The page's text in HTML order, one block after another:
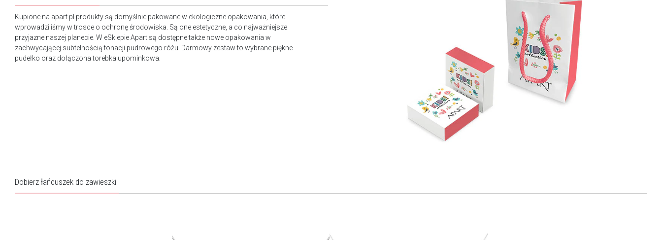
Kupione na apart.pl produkty są domyślnie pakowane w ekologiczne opakowania, które
wprowadziliśmy w trosce o ochronę środowiska. Są one estetyczne, a co najważniejsze
przyjazne naszej planecie. W eSklepie Apart są dostępne także nowe opakowania w
zachwycającej subtelnością tonacji pudrowego różu. Darmowy zestaw to wybrane piękne
pudełko oraz dołączona torebka upominkowa.
Dobierz łańcuszek do zawieszki